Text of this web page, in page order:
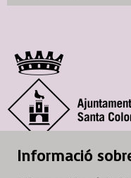
© Ajuntament de Santa Coloma
Informació